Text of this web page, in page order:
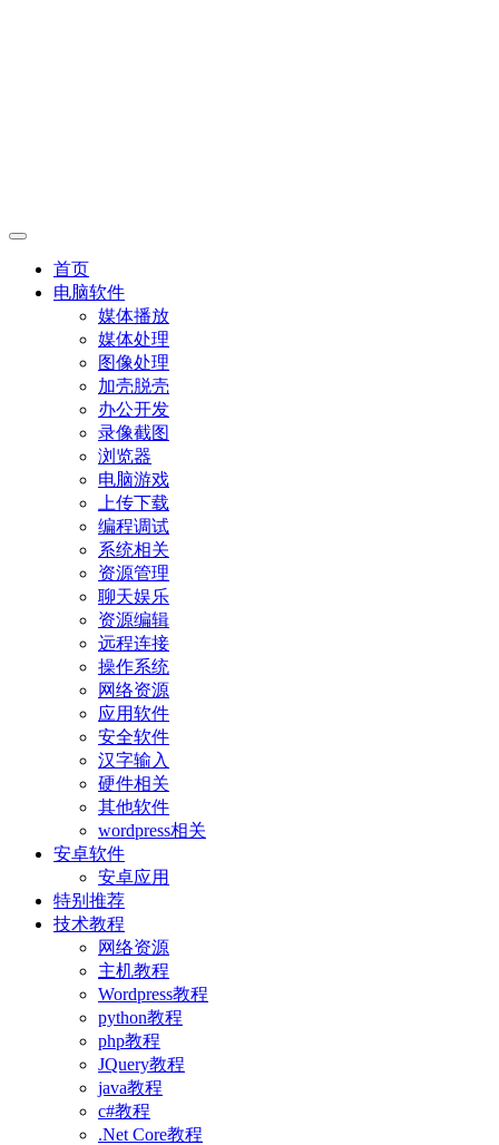
首页
电脑软件
媒体播放
媒体处理
图像处理
加壳脱壳
办公开发
录像截图
浏览器
电脑游戏
上传下载
编程调试
系统相关
资源管理
聊天娱乐
资源编辑
远程连接
操作系统
网络资源
应用软件
安全软件
汉字输入
硬件相关
其他软件
wordpress相关
安卓软件
安卓应用
特别推荐
技术教程
网络资源
主机教程
Wordpress教程
python教程
php教程
JQuery教程
java教程
c#教程
.Net Core教程